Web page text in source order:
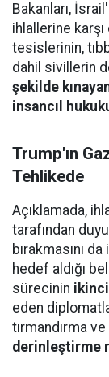
Bakanları,
ihlallerine karşı
tesislerinin,
dahil sivillerin
şekilde
insancıl
Trump'ın
Tehlikede
Açıklamada,
tarafından
bırakmasını
hedef aldığı
sürecinin ikinci
eden
tırmandırma
derinleştirme